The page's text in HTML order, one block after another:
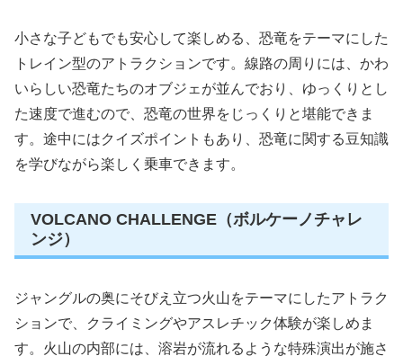
小さな子どもでも安心して楽しめる、恐竜をテーマにした
トレイン型のアトラクションです。線路の周りには、かわ
いらしい恐竜たちのオブジェが並んでおり、ゆっくりとし
た速度で進むので、恐竜の世界をじっくりと堪能できま
す。途中にはクイズポイントもあり、恐竜に関する豆知識
を学びながら楽しく乗車できます。
VOLCANO CHALLENGE（ボルケーノチャレ
ンジ）
ジャングルの奥にそびえ立つ火山をテーマにしたアトラク
ションで、クライミングやアスレチック体験が楽しめま
す。火山の内部には、溶岩が流れるような特殊演出が施さ